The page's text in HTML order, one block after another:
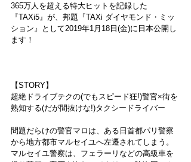
365万人を超える特大ヒットを記録した
『TAXi5』が、邦題『TAXi ダイヤモンド・ミッ
ション』として2019年1月18日(金)に日本公開し
ます！
【STORY】
超絶ドライブテクの(でもスピード狂!)警官×街を
熟知する(だが間抜けな!)タクシードライバー
問題だらけの警官マロは、ある日首都パリ警察
から地方都市マルセイユへ左遷されてしまう。
マルセイユ警察は、フェラーリなどの高級車を